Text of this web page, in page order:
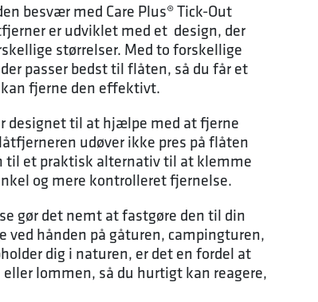
besvær med Care Plus® Tick-Out
er udviklet med et design, der
størrelser. Med to forskellige
passer bedst til flåten, så du får et
fjerne den effektivt.
designet til at hjælpe med at fjerne
udøver ikke pres på flåten
til et praktisk alternativ til at klemme
og mere kontrolleret fjernelse.
gør det nemt at fastgøre den til din
ved hånden på gåturen, campingturen,
dig i naturen, er det en fordel at
lommen, så du hurtigt kan reagere,